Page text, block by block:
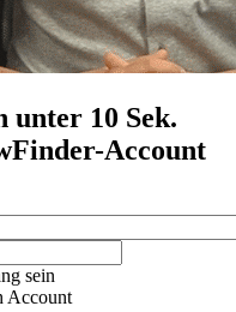
10 Sek.
Account
sein
Account